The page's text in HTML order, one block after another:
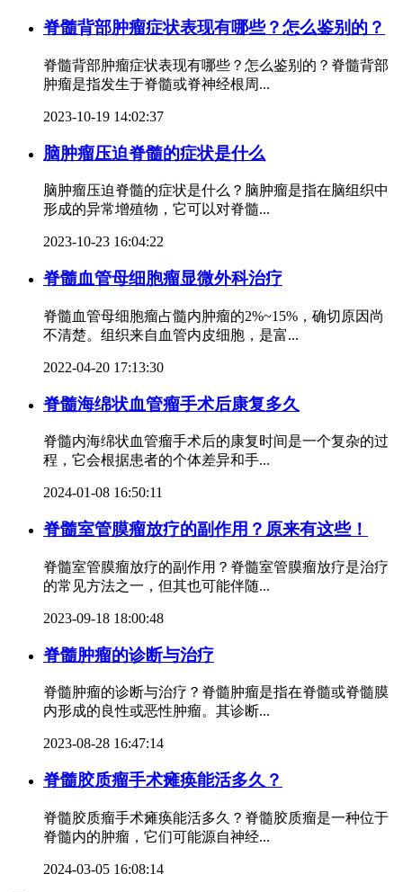
脊髓背部肿瘤症状表现有哪些？怎么鉴别的？
脊髓背部肿瘤症状表现有哪些？怎么鉴别的？脊髓背部
肿瘤是指发生于脊髓或脊神经根周...
2023-10-19 14:02:37
脑肿瘤压迫脊髓的症状是什么
脑肿瘤压迫脊髓的症状是什么？脑肿瘤是指在脑组织中
形成的异常增殖物，它可以对脊髓...
2023-10-23 16:04:22
脊髓血管母细胞瘤显微外科治疗
脊髓血管母细胞瘤占髓内肿瘤的2%~15%，确切原因尚
不清楚。组织来自血管内皮细胞，是富...
2022-04-20 17:13:30
脊髓海绵状血管瘤手术后康复多久
脊髓内海绵状血管瘤手术后的康复时间是一个复杂的过
程，它会根据患者的个体差异和手...
2024-01-08 16:50:11
脊髓室管膜瘤放疗的副作用？原来有这些！
脊髓室管膜瘤放疗的副作用？脊髓室管膜瘤放疗是治疗
的常见方法之一，但其也可能伴随...
2023-09-18 18:00:48
脊髓肿瘤的诊断与治疗
脊髓肿瘤的诊断与治疗？脊髓肿瘤是指在脊髓或脊髓膜
内形成的良性或恶性肿瘤。其诊断...
2023-08-28 16:47:14
脊髓胶质瘤手术瘫痪能活多久？
脊髓胶质瘤手术瘫痪能活多久？脊髓胶质瘤是一种位于
脊髓内的肿瘤，它们可能源自神经...
2024-03-05 16:08:14